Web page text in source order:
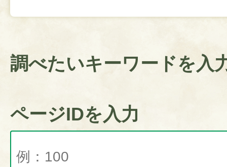
調べたいキーワードを入
ページIDを入力